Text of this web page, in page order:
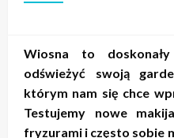
Wiosna to
odświeżyć swoją
którym nam się chce
Testujemy nowe
fryzurami i często sobie